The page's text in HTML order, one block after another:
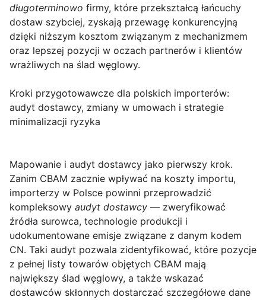
długoterminowo firmy, które przekształcą łańcuchy
dostaw szybciej, zyskają przewagę konkurencyjną
dzięki niższym kosztom związanym z mechanizmem
oraz lepszej pozycji w oczach partnerów i klientów
wrażliwych na ślad węglowy.
Kroki przygotowawcze dla polskich importerów:
audyt dostawcy, zmiany w umowach i strategie
minimalizacji ryzyka
Mapowanie i audyt dostawcy jako pierwszy krok.
Zanim CBAM zacznie wpływać na koszty importu,
importerzy w Polsce powinni przeprowadzić
kompleksowy audyt dostawcy — zweryfikować
źródła surowca, technologie produkcji i
udokumentowane emisje związane z danym kodem
CN. Taki audyt pozwala zidentyfikować, które pozycje
z pełnej listy towarów objętych CBAM mają
największy ślad węglowy, a także wskazać
dostawców skłonnych dostarczać szczegółowe dane